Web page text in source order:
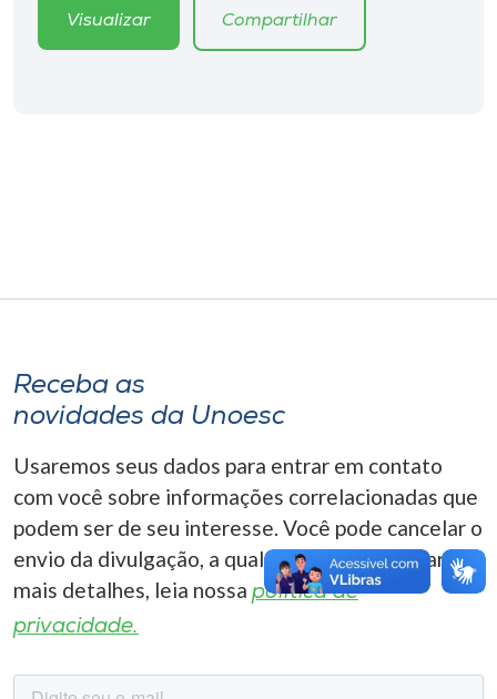
A-
Visualizar Compartilhar
Receba as
novidades da Unoesc
Usaremos seus dados para entrar em contato
com você sobre informações correlacionadas que
podem ser de seu interesse. Você pode cancelar o
envio da divulgação, a qualquer momento. Para
mais detalhes, leia nossa política de
privacidade.